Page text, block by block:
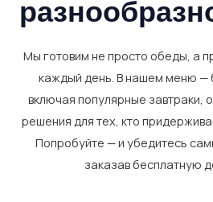
Мы готовим не просто обеды, а
каждый день. В нашем меню —
включая популярные завтраки,
решения для тех, кто
Попробуйте — и убедитесь
заказав бесплатную